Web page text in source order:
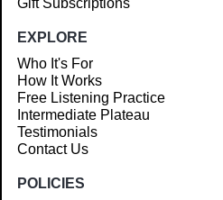
Gift Subscriptions
EXPLORE
Who It's For
How It Works
Free Listening Practice
Intermediate Plateau
Testimonials
Contact Us
POLICIES